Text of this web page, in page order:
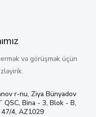
və görüşmək üçün
r-nu, Ziya Bünyadov
QSC, Bina - 3, Blok - B,
4, AZ1029